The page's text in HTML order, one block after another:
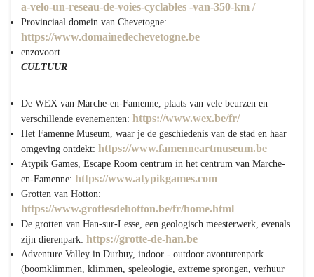
a-velo-un-reseau-de-voies-cyclables -van-350-km /
Provinciaal domein van Chevetogne:
https://www.domainedechevetogne.be
enzovoort.
CULTUUR
De WEX van Marche-en-Famenne, plaats van vele beurzen en
verschillende evenementen: https://www.wex.be/fr/
Het Famenne Museum, waar je de geschiedenis van de stad en haar
omgeving ontdekt: https://www.famenneartmuseum.be
Atypik Games, Escape Room centrum in het centrum van Marche-
en-Famenne: https://www.atypikgames.com
Grotten van Hotton:
https://www.grottesdehotton.be/fr/home.html
De grotten van Han-sur-Lesse, een geologisch meesterwerk, evenals
zijn dierenpark: https://grotte-de-han.be
Adventure Valley in Durbuy, indoor - outdoor avonturenpark
(boomklimmen, klimmen, speleologie, extreme sprongen, verhuur